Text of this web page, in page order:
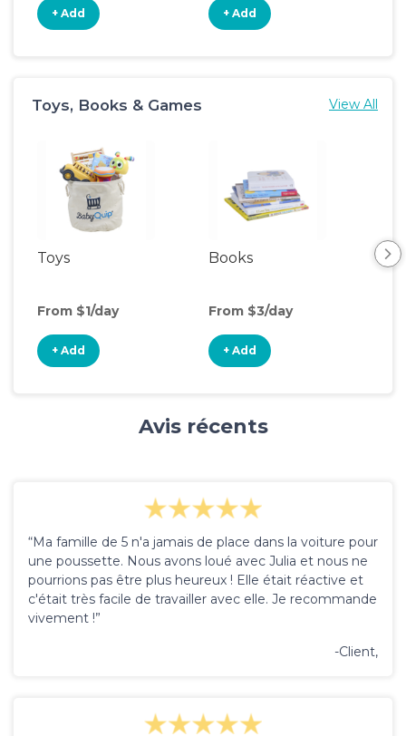
+ Add + Add
Toys, Books & Games View All
Toys
From $1/day
+ Add
Books
From $3/day
+ Add
Avis récents
“Ma famille de 5 n'a jamais de place dans la voiture pour
une poussette. Nous avons loué avec Julia et nous ne
pourrions pas être plus heureux ! Elle était réactive et
c'était très facile de travailler avec elle. Je recommande
vivement !”
-Client,